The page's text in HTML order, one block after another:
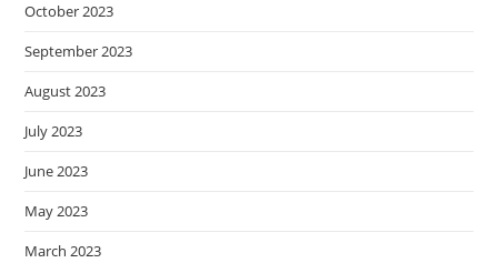
October 2023
September 2023
August 2023
July 2023
June 2023
May 2023
March 2023